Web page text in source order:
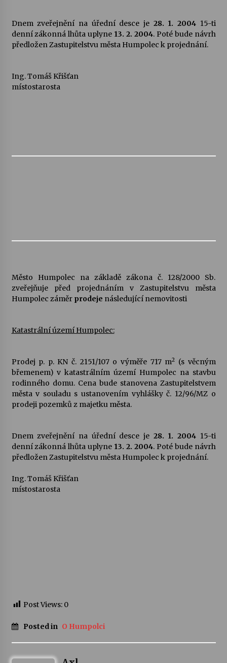
Dnem zveřejnění na úřední desce je 28. 1. 200415-ti
denní zákonná lhůta uplyne 13. 2. 2004. Poté bude návrh
předložen Zastupitelstvu města Humpolec k projednání.
Ing. Tomáš Křišťan
místostarosta
Město Humpolec na základě zákona č. 128/2000 Sb.
zveřejňuje před projednáním v Zastupitelstvu města
Humpolec záměr prodeje následující nemovitosti
Katastrální území Humpolec:
Prodej p. p. KN č. 2151/107 o výměře 717 m2
(s věcným
břemenem) v katastrálním území Humpolec na stavbu
rodinného domu. Cena bude stanovena Zastupitelstvem
města v souladu s ustanovením vyhlášky č. 12/96/MZ o
prodeji pozemků z majetku města.
Dnem zveřejnění na úřední desce je 28. 1. 200415-ti
denní zákonná lhůta uplyne 13. 2. 2004. Poté bude návrh
předložen Zastupitelstvu města Humpolec k projednání.
Ing. Tomáš Křišťan
místostarosta
Post Views: 0
Posted in O Humpolci